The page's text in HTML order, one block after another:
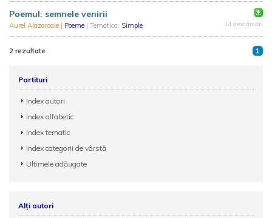
Poemul: semnele venirii
Aurel Alazaroaie | Poeme | Tematica: Simple 14 descărcări
2 rezultate 1
Partituri
Index autori
Index alfabetic
Index tematic
Index categorii de vârstă
Ultimele adăugate
Alți autori